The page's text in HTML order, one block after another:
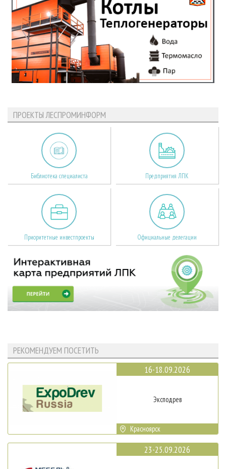
ПРОЕКТЫ ЛЕСПРОМИНФОРМ
Библиотека специалиста Предприятия ЛПК
Приоритетные инвестпроекты Официальные делегации
РЕКОМЕНДУЕМ ПОСЕТИТЬ
16-18.09.2026
Эксподрев
Красноярск
23-25.09.2026